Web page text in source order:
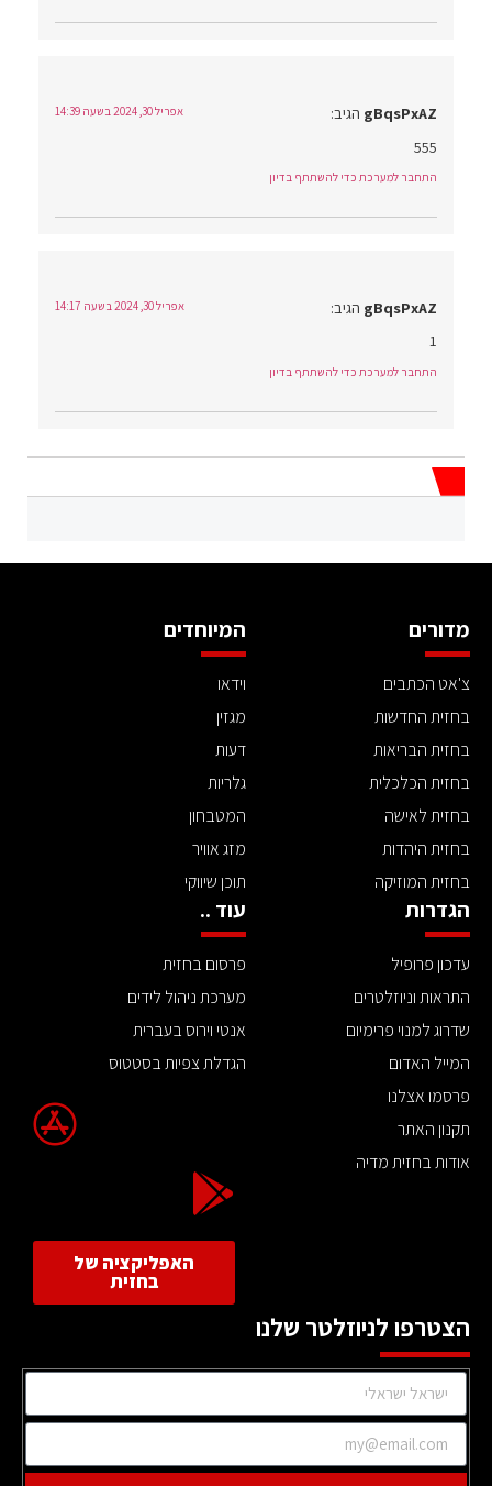
gBqsPxAZ הגיב: אפריל 30, 2024 בשעה 14:39
555
התחבר למערכת כדי להשתתף בדיון
gBqsPxAZ הגיב: אפריל 30, 2024 בשעה 14:17
התחבר למערכת כדי להשתתף בדיון
מדורים
צ'אט הכתבים
בחזית החדשות
בחזית הבריאות
בחזית הכלכלית
בחזית לאישה
בחזית היהדות
בחזית המוזיקה
המיוחדים
וידאו
מגזין
דעות
גלריות
המטבחון
מזג אוויר
תוכן שיווקי
הגדרות
עדכון פרופיל
התראות וניוזלטרים
שדרוג למנוי פרימיום
המייל האדום
פרסמו אצלנו
תקנון האתר
אודות בחזית מדיה
עוד ..
פרסום בחזית
מערכת ניהול לידים
אנטי וירוס בעברית
הגדלת צפיות בסטטוס
האפליקציה של
בחזית
הצטרפו לניוזלטר שלנו